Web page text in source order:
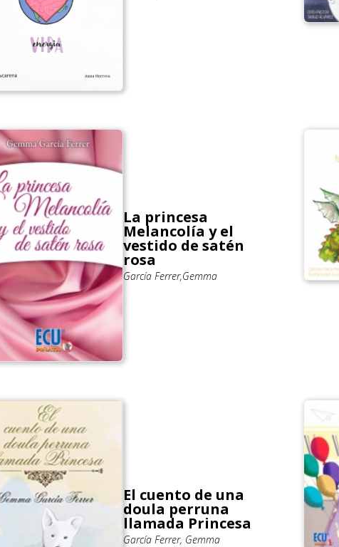
La princesa
Melancolía y el
vestido de satén
rosa
García Ferrer,Gemma
El cuento de una
doula perruna
llamada Princesa
García Ferrer, Gemma